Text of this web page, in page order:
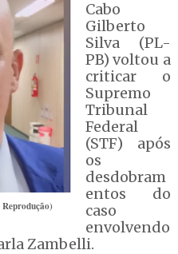
Cabo
Gilberto
Silva (PL-
PB) voltou a
criticar o
Supremo
Tribunal
Federal
(STF) após
os
desdobram
entos do
caso
envolvendo
Zambelli.